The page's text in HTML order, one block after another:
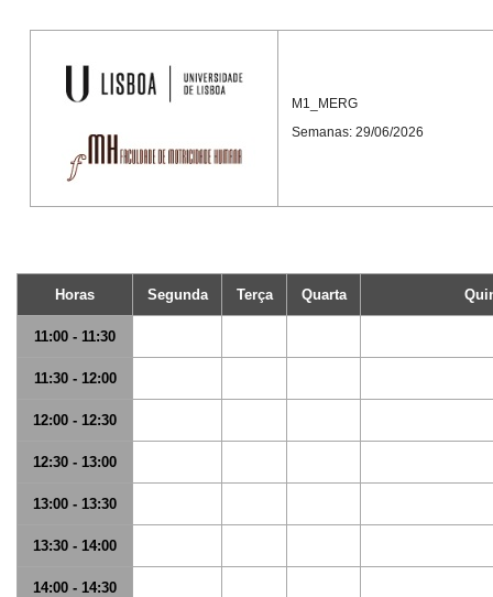
M1_MERG
Semanas: 29/06/2026
Horas Segunda Terça Quarta
11:00 - 11:30
11:30 - 12:00
12:00 - 12:30
12:30 - 13:00
13:00 - 13:30
13:30 - 14:00
14:00 - 14:30